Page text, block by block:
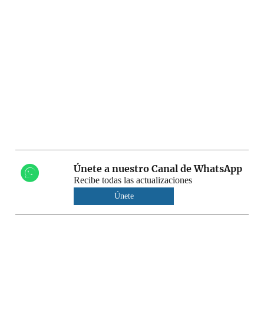
Únete a nuestro Canal de WhatsApp
Recibe todas las actualizaciones
Únete